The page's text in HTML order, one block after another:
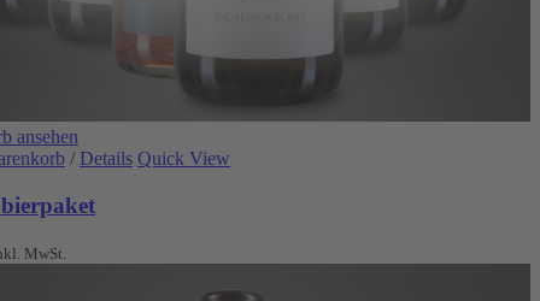
ansehen
/ Details Quick View
MwSt.